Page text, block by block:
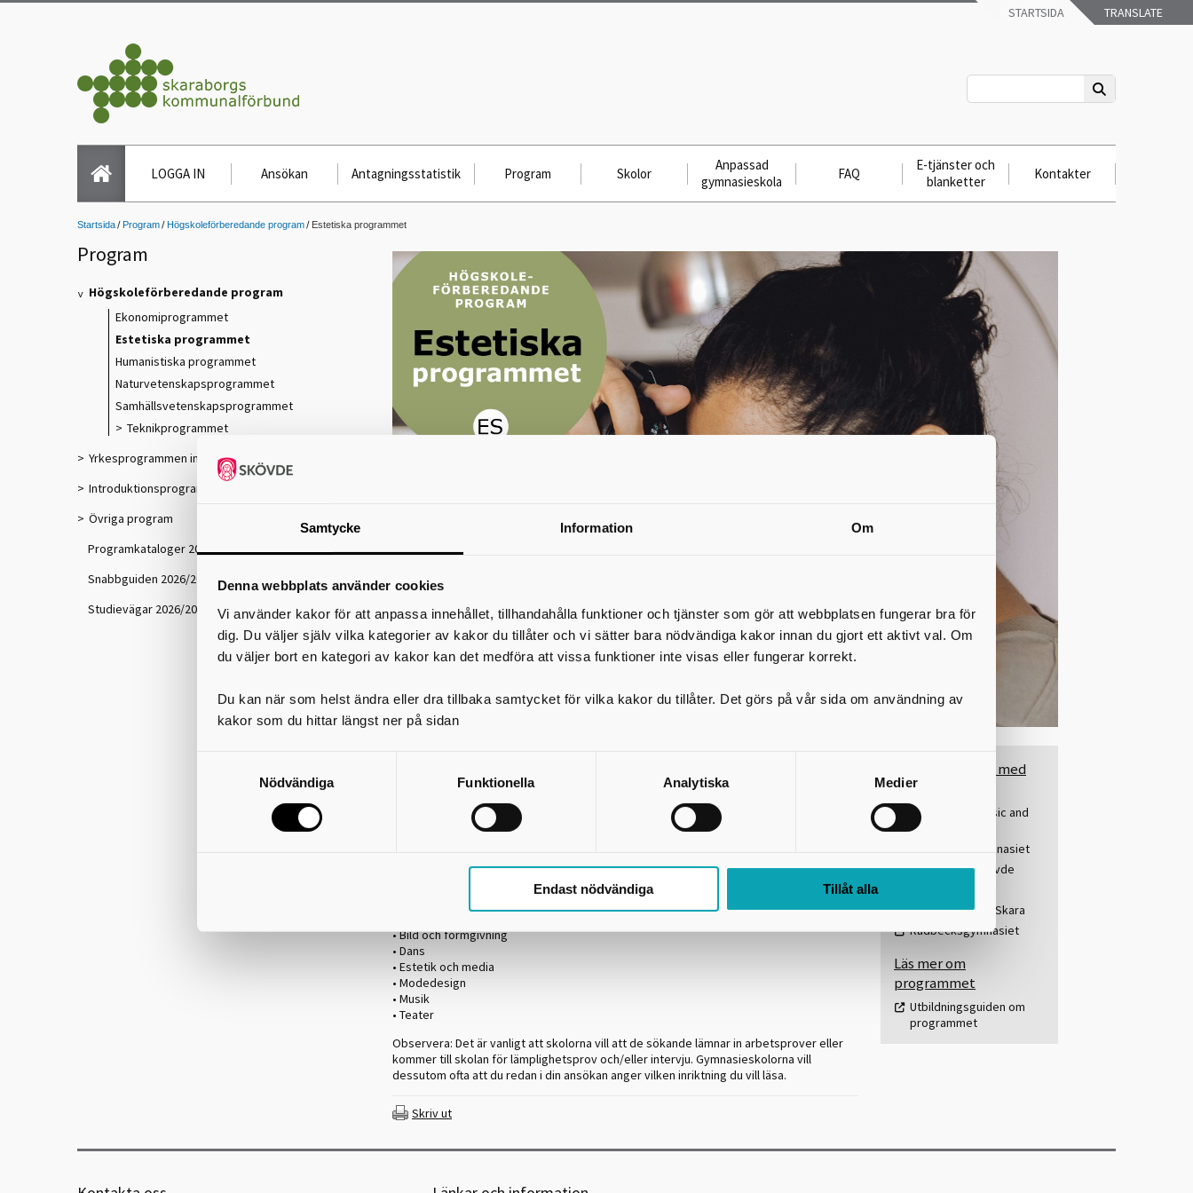
Samtycke Information Om
Denna webbplats använder cookies
Vi använder kakor för att anpassa innehållet, tillhandahålla funktioner och tjänster som gör att webbplatsen fungerar bra för
dig. Du väljer själv vilka kategorier av kakor du tillåter och vi sätter bara nödvändiga kakor innan du gjort ett aktivt val. Om
du väljer bort en kategori av kakor kan det medföra att vissa funktioner inte visas eller fungerar korrekt.
Du kan när som helst ändra eller dra tillbaka samtycket för vilka kakor du tillåter. Det görs på vår sida om användning av
kakor som du hittar längst ner på sidan
Nödvändiga Funktionella Analytiska Medier
Endast nödvändiga Tillåt alla
STARTSIDA TRANSLATE
LOGGA IN Ansökan Antagningsstatistik Program Skolor
Anpassad
gymnasieskola
FAQ
E-tjänster och
blanketter
Kontakter
Startsida Program Högskoleförberedande program Estetiska programmet
Program
Högskoleförberedande program
Ekonomiprogrammet
Estetiska programmet
Humanistiska programmet
Naturvetenskapsprogrammet
Samhällsvetenskapsprogrammet
Teknikprogrammet
Yrkesprogrammen inkl. lärlingsutbildningar
Introduktionsprogram
Övriga program
Programkataloger 2026/2027
Snabbguiden 2026/2027
Studievägar 2026/2027
Är du intresserad av konst och kultur och tycker om att skapa och arbeta med konst i
skapande förmågor och praktiska färdigheter.
• Bild och formgivning
• Dans
• Estetik och media
• Modedesign
• Musik
• Teater
Observera: Det är vanligt att skolorna vill att de sökande lämnar in arbetsprover eller
kommer till skolan för lämplighetsprov och/eller intervju. Gymnasieskolorna vill
dessutom ofta att du redan i din ansökan anger vilken inriktning du vill läsa.
Skriv ut
Gymnasieskolor med
detta program
Academy of Music and
Business
De la Gardiegymnasiet
Gymnasium Skövde
Olinsgymnasiet Skara
Rudbecksgymnasiet
Läs mer om
programmet
Utbildningsguiden om
programmet